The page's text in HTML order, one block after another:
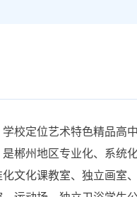
定位艺术特色精品高中
是郴州地区专业化、系统
化文化课教室、独立画室